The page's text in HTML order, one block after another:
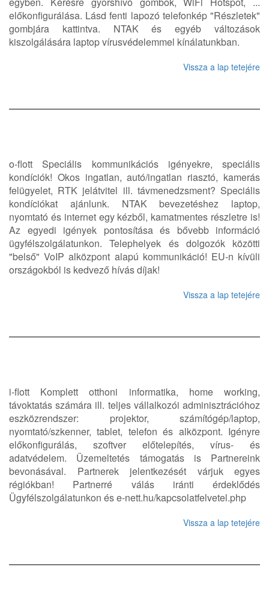
előkonfigurálása. Lásd fenti lapozó telefonkép "Részletek"
gombjára kattintva. NTAK és egyéb változások
kiszolgálására laptop vírusvédelemmel kínálatunkban.
Vissza a lap tetejére
o-flott Speciális kommunikációs igényekre, speciális
kondíciók! Okos ingatlan, autó/ingatlan riasztó, kamerás
felügyelet, RTK jelátvitel ill. távmenedzsment? Speciális
kondíciókat ajánlunk. NTAK bevezetéshez laptop,
nyomtató és internet egy kézből, kamatmentes részletre is!
Az egyedi igények pontosítása és bővebb információ
ügyfélszolgálatunkon. Telephelyek és dolgozók közötti
"belső" VoIP alközpont alapú kommunikáció! EU-n kívüli
országokból is kedvező hívás díjak!
Vissza a lap tetejére
i-flott Komplett otthoni informatika, home working,
távoktatás számára ill. teljes vállalkozói adminisztrációhoz
eszközrendszer: projektor, számítógép/laptop,
nyomtató/szkenner, tablet, telefon és alközpont. Igényre
előkonfigurálás, szoftver előtelepítés, vírus- és
adatvédelem. Üzemeltetés támogatás is Partnereink
bevonásával. Partnerek jelentkezését várjuk egyes
régiókban! Partnerré válás iránti érdeklődés
Ügyfélszolgálatunkon és e-nett.hu/kapcsolatfelvetel.php
Vissza a lap tetejére